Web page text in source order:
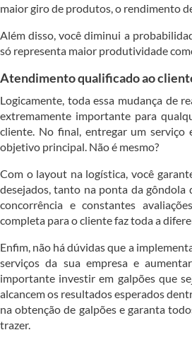
maior giro de produtos, o rendimento
Além disso, você diminui a
só representa maior produtividade
Atendimento qualificado ao
Logicamente, toda essa mudança de
extremamente importante para
cliente. No final, entregar um serviço
objetivo principal. Não é mesmo?
Com o layout na logística, você
desejados, tanto na ponta da gôndola
concorrência e constantes
completa para o cliente faz toda a
Enfim, não há dúvidas que a
serviços da sua empresa e
importante investir em galpões que
alcancem os resultados esperados
na obtenção de galpões e garanta
trazer.